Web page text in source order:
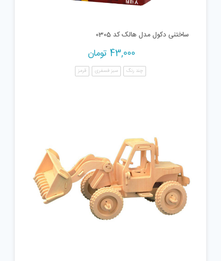
ساختنی دکول مدل هالک کد 0305
43,000 تومان
چند رنگ سبز فسفری قرمز